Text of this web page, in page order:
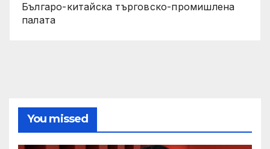
Българо-китайска търговско-промишлена
палата
You missed